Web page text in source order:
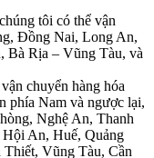
tôi có thể vận
Đồng Nai, Long An,
Bà Rịa – Vũng Tàu, và
chuyển hàng hóa
phía Nam và ngược lại,
Nghệ An, Thanh
An, Huế, Quảng
Vũng Tàu, Cần